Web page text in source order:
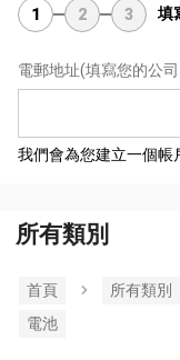
1 2 3 填
電郵地址(填寫您的公
我們會為您建立一個帳
所有類別
首頁 所有類別
電池